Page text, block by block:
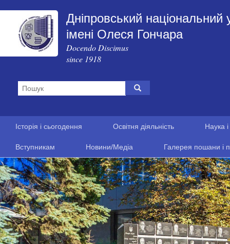
Дніпровський національний
імені Олеся Гончара
Docendo Discimus
since 1918
Історія і сьогодення Освітня діяльність Наука
Вступникам Новини/Медіа Галерея пошани і